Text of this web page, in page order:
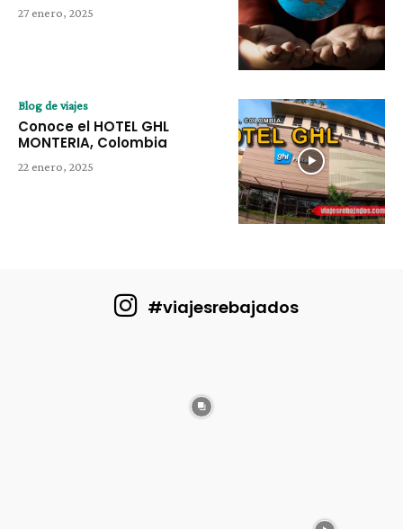
27 enero, 2025
Blog de viajes
Conoce el HOTEL GHL
MONTERIA, Colombia
22 enero, 2025
#viajesrebajados